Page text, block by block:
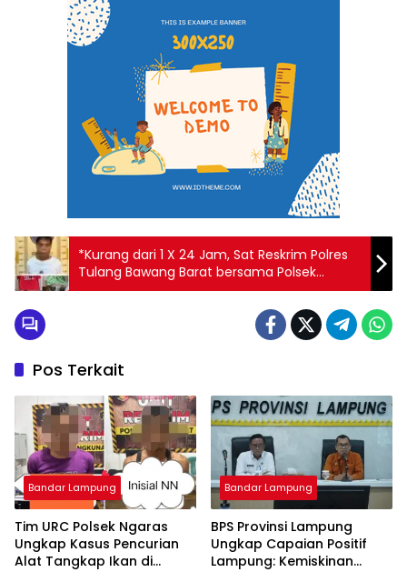
*Kurang dari 1 X 24 Jam, Sat Reskrim Polres
Tulang Bawang Barat bersama Polsek
Tumijajar amankan Kakek Tiri Setubuhi Cucu
Pos Terkait
Bandar Lampung
Tim URC Polsek Ngaras
Ungkap Kasus Pencurian
Alat Tangkap Ikan di
Bandar Lampung
BPS Provinsi Lampung
Ungkap Capaian Positif
Lampung: Kemiskinan